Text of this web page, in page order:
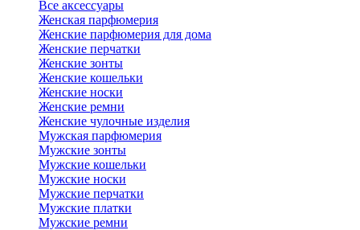
Все аксессуары
Женская парфюмерия
Женские парфюмерия для дома
Женские перчатки
Женские зонты
Женские кошельки
Женские носки
Женские ремни
Женские чулочные изделия
Мужская парфюмерия
Мужские зонты
Мужские кошельки
Мужские носки
Мужские перчатки
Мужские платки
Мужские ремни